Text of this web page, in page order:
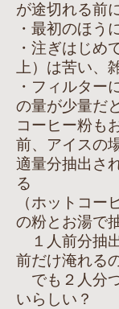
が途切れる前
・最初のほう
・注ぎはじめ
上）は苦い、
・フィルター
の量が少量だ
コーヒー粉も
前、アイスの
適量分抽出さ
る
（ホットコー
の粉とお湯で
１人前分抽
前だけ淹れる
でも２人分
いらしい？